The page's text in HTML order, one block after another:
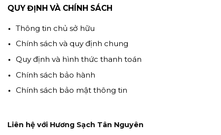
QUY ĐỊNH VÀ CHÍNH SÁCH
Thông tin chủ sở hữu
Chính sách và quy định chung
Quy định và hình thức thanh toán
Chính sách bảo hành
Chính sách bảo mật thông tin
Liên hệ với Hương Sạch Tân Nguyên